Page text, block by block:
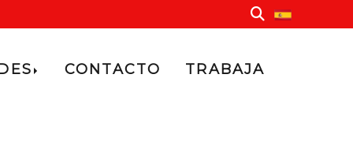
CONTACTO TRABAJA